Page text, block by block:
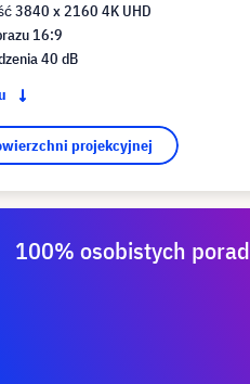
3840 x 2160 4K UHD
16:9
40 dB
projekcyjnej
100% osobistych porad